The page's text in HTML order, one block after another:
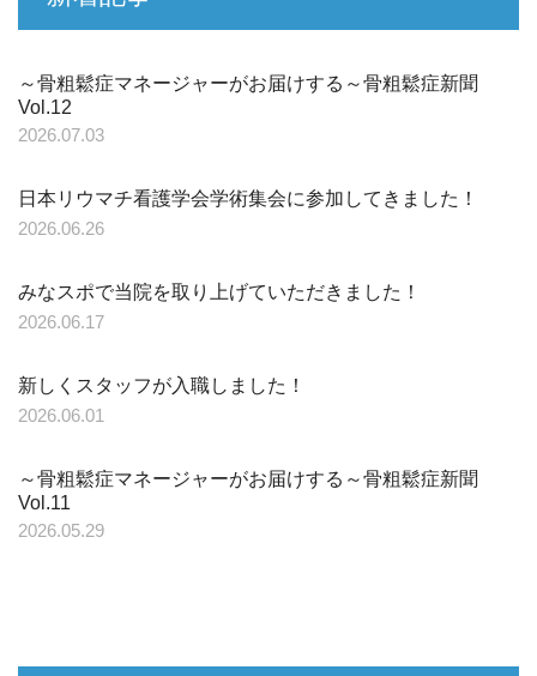
～骨粗鬆症マネージャーがお届けする～骨粗鬆症新聞
Vol.12
2026.07.03
日本リウマチ看護学会学術集会に参加してきました！
2026.06.26
みなスポで当院を取り上げていただきました！
2026.06.17
新しくスタッフが入職しました！
2026.06.01
～骨粗鬆症マネージャーがお届けする～骨粗鬆症新聞
Vol.11
2026.05.29